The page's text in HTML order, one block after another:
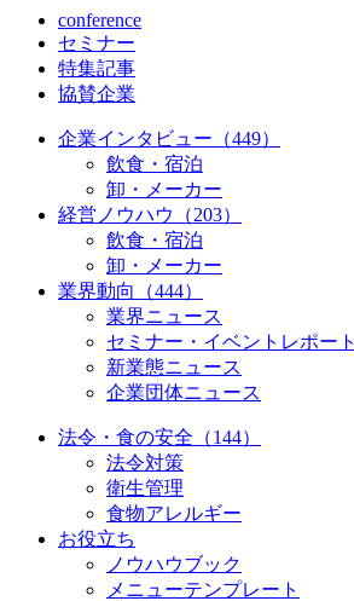
conference
セミナー
特集記事
協賛企業
企業インタビュー（449）
飲食・宿泊
卸・メーカー
経営ノウハウ（203）
飲食・宿泊
卸・メーカー
業界動向（444）
業界ニュース
セミナー・イベントレポート
新業態ニュース
企業団体ニュース
法令・食の安全（144）
法令対策
衛生管理
食物アレルギー
お役立ち
ノウハウブック
メニューテンプレート